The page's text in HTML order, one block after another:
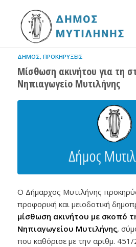
ΔΉΜΟΣ, ΠΡΟΚΗΡΎΞΕΙΣ
Μίσθωση ακινήτου για τη
Νηπιαγωγείο Μυτιλήνης
Ο Δήμαρχος Μυτιλήνης
προφορική και μειοδοτική
μίσθωση ακινήτου με σκοπό
Νηπιαγωγείου Μυτιλήνης,
που καθόρισε με την αριθμ.